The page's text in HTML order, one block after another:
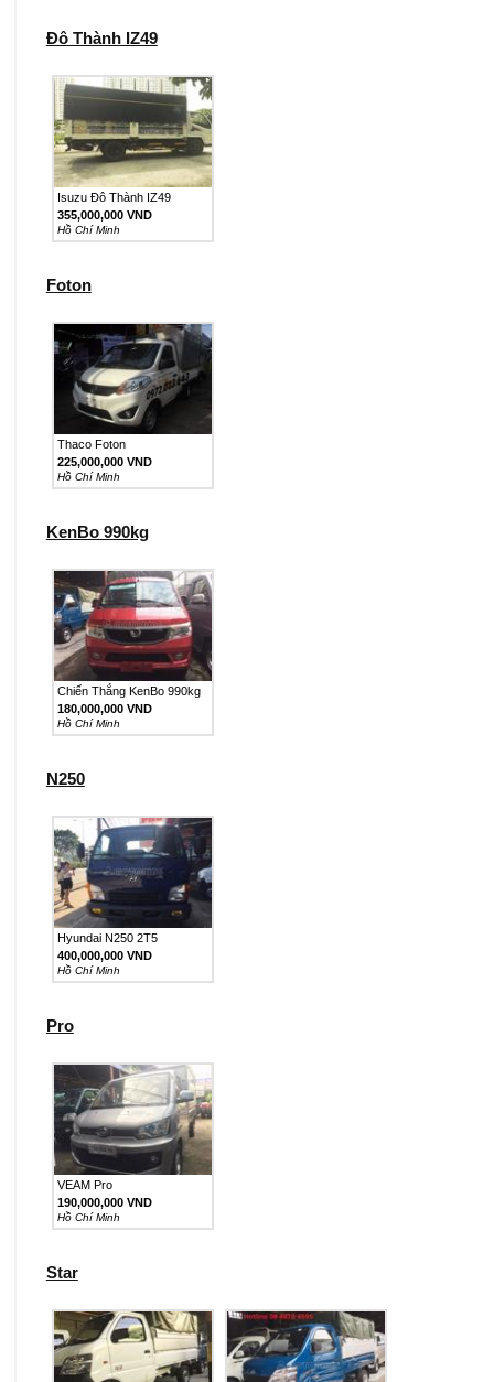
Đô Thành IZ49
Isuzu Đô Thành IZ49
355,000,000 VND
Hồ Chí Minh
Foton
Thaco Foton
225,000,000 VND
Hồ Chí Minh
KenBo 990kg
Chiến Thắng KenBo 990kg
180,000,000 VND
Hồ Chí Minh
N250
Hyundai N250 2T5
400,000,000 VND
Hồ Chí Minh
Pro
VEAM Pro
190,000,000 VND
Hồ Chí Minh
Star